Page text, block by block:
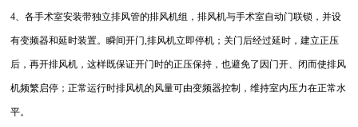
4、各手术室安装带独立排风管的排风机组，排风机与手术室自动门联锁，并设
有变频器和延时装置。瞬间开门,排风机立即停机；关门后经过延时，建立正压
后，再开排风机，这样既保证开门时的正压保持，也避免了因门开、闭而使排风
机频繁启停；正常运行时排风机的风量可由变频器控制，维持室内压力在正常水
平。